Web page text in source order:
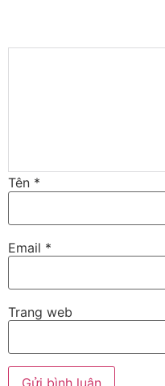
Tên *
Email *
Trang web